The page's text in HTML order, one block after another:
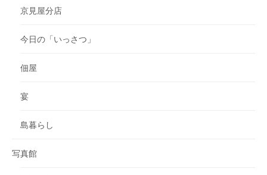
京見屋分店
今日の「いっさつ」
佃屋
宴
島暮らし
写真館